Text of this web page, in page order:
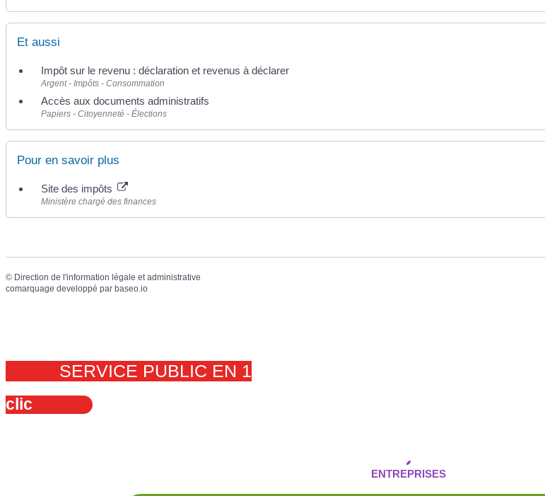
Et aussi
Impôt sur le revenu : déclaration et revenus à déclarer
Argent - Impôts - Consommation
Accès aux documents administratifs
Papiers - Citoyenneté - Élections
Pour en savoir plus
Site des impôts
Ministère chargé des finances
© Direction de l'information légale et administrative
comarquage developpé par baseo.io
SERVICE PUBLIC EN 1
clic
ENTREPRISES